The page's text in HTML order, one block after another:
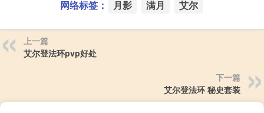
网络标签： 月影 满月 艾尔
上一篇
艾尔登法环pvp好处
下一篇
艾尔登法环 秘史套装